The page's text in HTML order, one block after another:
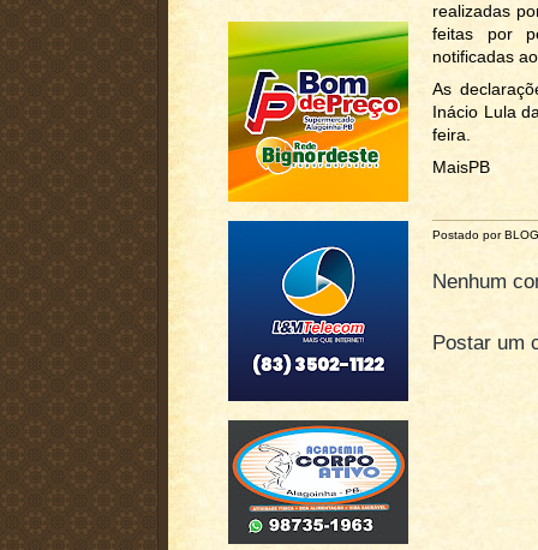
realizadas
feitas por
notificadas
As
Inácio Lula
feira.
MaisPB
Postado por
Nenhum
Postar um